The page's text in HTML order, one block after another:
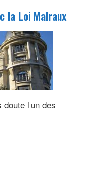
la Loi Malraux
l’un des